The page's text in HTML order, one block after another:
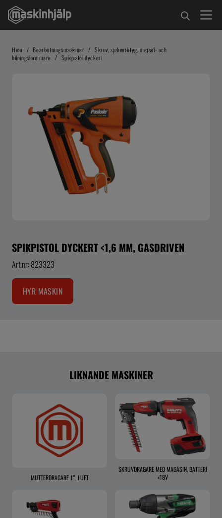
Hem / Bearbetningsmaskiner / Skruv, spikverktyg, mejsel- och
bilningshammare / Spikpistol dyckert
SPIKPISTOL DYCKERT <1,6 MM, GASDRIVEN
Art.nr: 823323
HYR MASKIN
LIKNANDE MASKINER
MUTTERDRAGARE 1”, LUFT
SKRUVDRAGARE MED MAGASIN, BATTERI
<18V